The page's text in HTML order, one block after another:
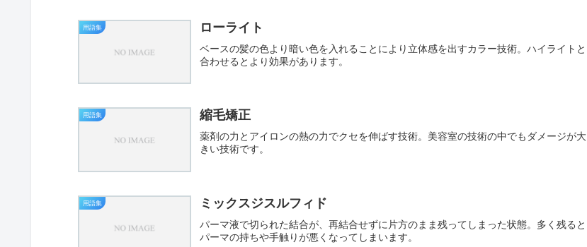
用語集 ローライト
ベースの髪の色より暗い色を入れることにより立体感を出すカラー技術。ハイライトと
合わせるとより効果があります。
用語集 縮毛矯正
薬剤の力とアイロンの熱の力でクセを伸ばす技術。美容室の技術の中でもダメージが大
きい技術です。
用語集 ミックスジスルフィド
パーマ液で切られた結合が、再結合せずに片方のまま残ってしまった状態。多く残ると
パーマの持ちや手触りが悪くなってしまいます。